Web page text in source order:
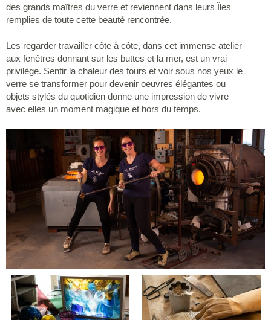
des grands maîtres du verre et reviennent dans leurs Îles
remplies de toute cette beauté rencontrée.
Les regarder travailler côte à côte, dans cet immense atelier
aux fenêtres donnant sur les buttes et la mer, est un vrai
privilège. Sentir la chaleur des fours et voir sous nos yeux le
verre se transformer pour devenir oeuvres élégantes ou
objets stylés du quotidien donne une impression de vivre
avec elles un moment magique et hors du temps.